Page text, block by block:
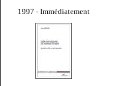
1997 - Immédiatement